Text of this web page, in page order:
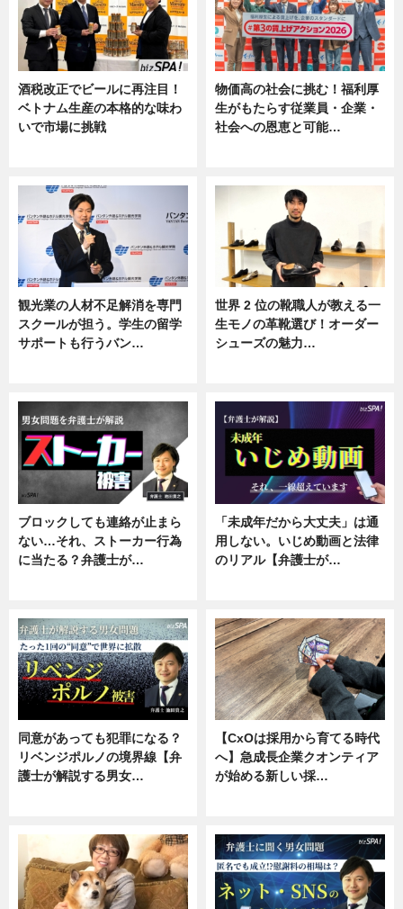
酒税改正でビールに再注目！
ベトナム生産の本格的な味わ
いで市場に挑戦
物価高の社会に挑む！福利厚
生がもたらす従業員・企業・
社会への恩恵と可能…
観光業の人材不足解消を専門
スクールが担う。学生の留学
サポートも行うバン…
世界 2 位の靴職人が教える一
生モノの革靴選び！オーダー
シューズの魅力…
ブロックしても連絡が止まら
ない…それ、ストーカー行為
に当たる？弁護士が…
「未成年だから大丈夫」は通
用しない。いじめ動画と法律
のリアル【弁護士が…
同意があっても犯罪になる？
リベンジポルノの境界線【弁
護士が解説する男女…
【CxOは採用から育てる時代
へ】急成長企業クオンティア
が始める新しい採…